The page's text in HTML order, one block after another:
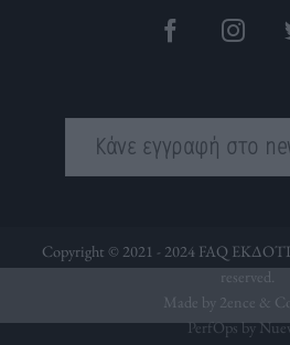
Κάνε εγγραφή στο
Copyright © 2021 - 2024 FAQ
reserved.
Made by 2ence &
PerfOps by